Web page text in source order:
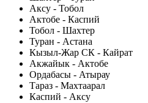
Аксу - Тобол
Актобе - Каспий
Тобол - Шахтер
Туран - Астана
Кызыл-Жар СК - Кайрат
Акжайык - Актобе
Ордабасы - Атырау
Тараз - Махтаарал
Каспий - Аксу